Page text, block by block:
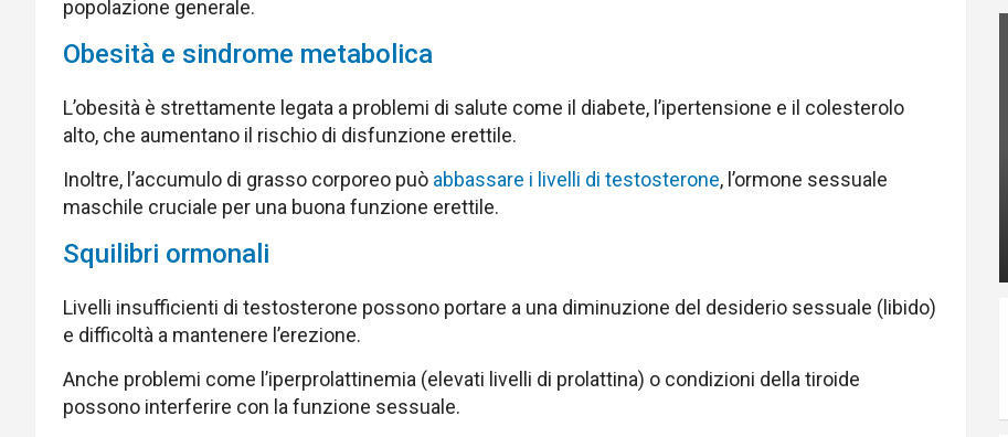
popolazione generale.
Obesità e sindrome metabolica
L’obesità è strettamente legata a problemi di salute come il diabete, l’ipertensione e il colesterolo
alto, che aumentano il rischio di disfunzione erettile.
Inoltre, l’accumulo di grasso corporeo può abbassare i livelli di testosterone, l’ormone sessuale
maschile cruciale per una buona funzione erettile.
Squilibri ormonali
Livelli insufficienti di testosterone possono portare a una diminuzione del desiderio sessuale (libido)
e difficoltà a mantenere l’erezione.
Anche problemi come l’iperprolattinemia (elevati livelli di prolattina) o condizioni della tiroide
possono interferire con la funzione sessuale.